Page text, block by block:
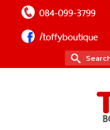
Search
for: